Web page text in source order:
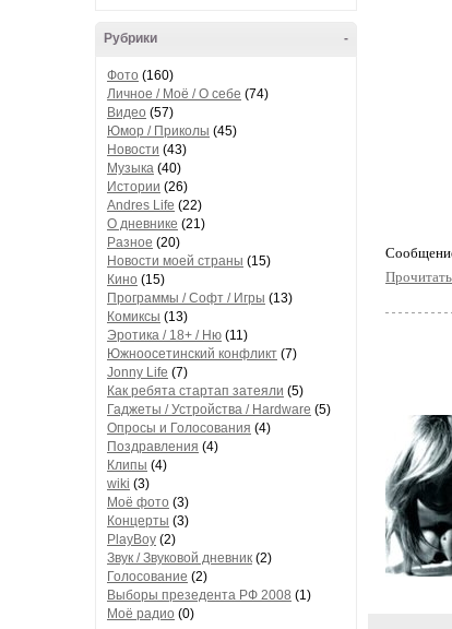
-
Рубрики
Фото (160)
Личное / Моё / О себе (74)
Видео (57)
Юмор / Приколы (45)
Новости (43)
Музыка (40)
Истории (26)
Andres Life (22)
О дневнике (21)
Разное (20)
Новости моей страны (15)
Кино (15)
Программы / Софт / Игры (13)
Комиксы (13)
Эротика / 18+ / Ню (11)
Южноосетинский конфликт (7)
Jonny Life (7)
Как ребята стартап затеяли (5)
Гаджеты / Устройства / Hardware (5)
Опросы и Голосования (4)
Поздравления (4)
Клипы (4)
wiki (3)
Моё фото (3)
Концерты (3)
PlayBoy (2)
Звук / Звуковой дневник (2)
Голосование (2)
Выборы презедента РФ 2008 (1)
Моё радио (0)